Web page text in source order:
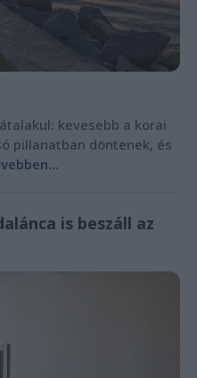
kevesebb a korai
pillanatban döntenek, és
is beszáll az